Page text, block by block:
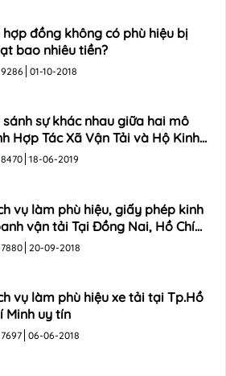
hợp đồng không có phù hiệu bị
bao nhiêu tiền?
01-10-2018
sánh sự khác nhau giữa hai mô
Hợp Tác Xã Vận Tải và Hộ Kinh
Cá Thể
18-06-2019
vụ làm phù hiệu, giấy phép kinh
vận tải Tại Đồng Nai, Hồ Chí
20-09-2018
vụ làm phù hiệu xe tải tại Tp.Hồ
Minh uy tín
06-06-2018